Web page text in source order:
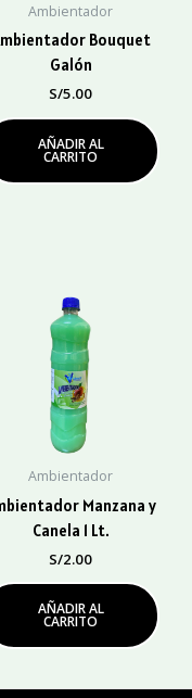
Ambientador
Bouquet
Galón
S/5.00
AÑADIR AL
CARRITO
Ambientador
Manzana y
Canela 1 Lt.
S/2.00
AÑADIR AL
CARRITO